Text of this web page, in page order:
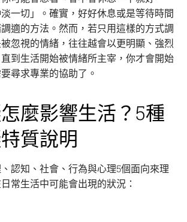
一切」。確實，好好休息或是等待時間
適的方法。然而，若只用這樣的方式調
忽視的情緒，往往越會以更明顯、強烈
到生活開始被情緒所主宰，你才會開始
尋求專業的協助了。
麼影響生活？5種
質說明
認知、社會、行為與心理5個面向來理
常生活中可能會出現的狀況：